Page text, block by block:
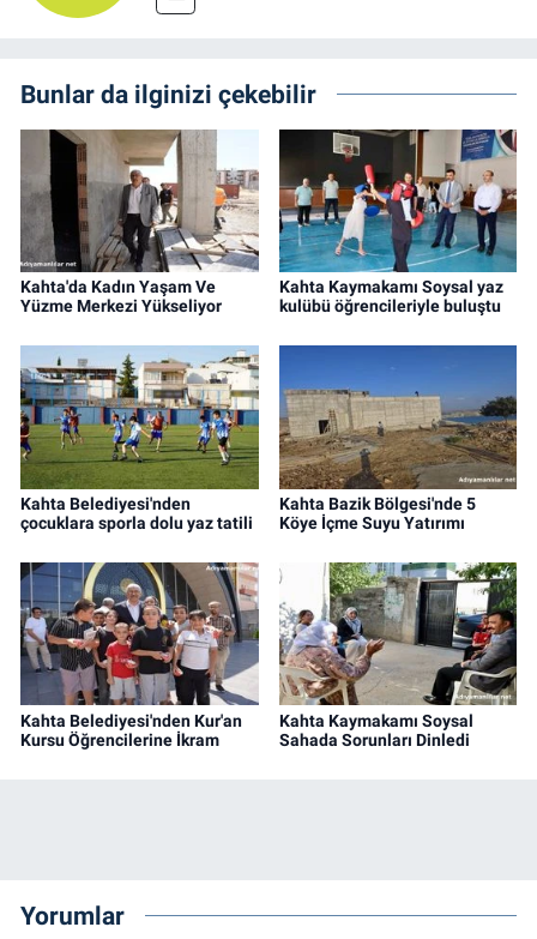
Bunlar da ilginizi çekebilir
Kahta'da Kadın Yaşam Ve
Yüzme Merkezi Yükseliyor
Kahta Kaymakamı Soysal yaz
kulübü öğrencileriyle buluştu
Kahta Belediyesi'nden
çocuklara sporla dolu yaz tatili
Kahta Bazik Bölgesi'nde 5
Köye İçme Suyu Yatırımı
Kahta Belediyesi'nden Kur'an
Kursu Öğrencilerine İkram
Kahta Kaymakamı Soysal
Sahada Sorunları Dinledi
Yorumlar